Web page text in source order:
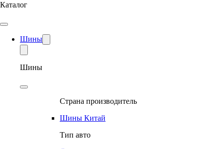
Каталог
Шины
Шины
Страна производитель
Шины Китай
Тип авто